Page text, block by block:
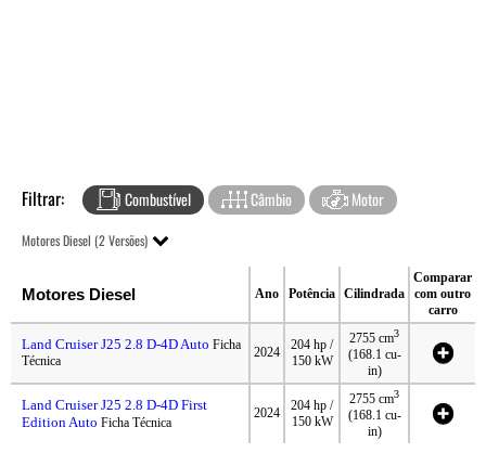
Filtrar: Combustível Câmbio Motor
Motores Diesel (2 Versões)
Motores Diesel Ano Potência Cilindrada
Comparar
com outro
carro
Land Cruiser J25 2.8 D-4D Auto Ficha
Técnica
2024
204 hp /
150 kW
2755 cm3
(168.1 cu-
in)
Land Cruiser J25 2.8 D-4D First
Edition Auto Ficha Técnica
2024
204 hp /
150 kW
2755 cm3
(168.1 cu-
in)